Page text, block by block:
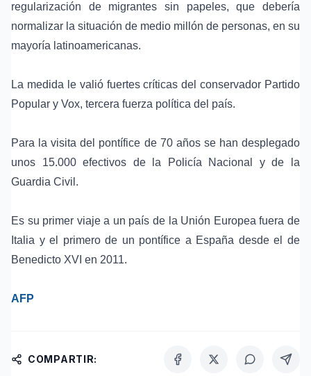
regularización de migrantes sin papeles, que debería
normalizar la situación de medio millón de personas, en su
mayoría latinoamericanas.
La medida le valió fuertes críticas del conservador Partido
Popular y Vox, tercera fuerza política del país.
Para la visita del pontífice de 70 años se han desplegado
unos 15.000 efectivos de la Policía Nacional y de la
Guardia Civil.
Es su primer viaje a un país de la Unión Europea fuera de
Italia y el primero de un pontífice a España desde el de
Benedicto XVI en 2011.
AFP
COMPARTIR: